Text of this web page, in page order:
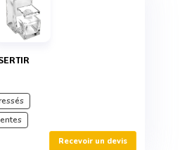
Recevoir un devis